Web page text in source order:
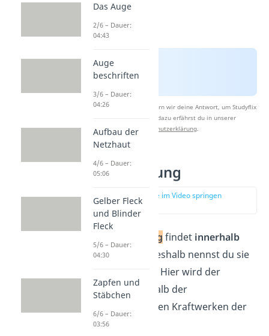
Nach Beantwortung speichern wir deine Antwort, um Studyflix
zu verbessern. Mehr dazu erfährst du in unserer
Datenschutzerklärung
Innere Atmung
zur Stelle im Video springen
(03:30)
innere Atmung findet innerhalb
der Zellen statt. Deshalb nennst du sie
. Hier wird der
Sauerstoff innerhalb der
, den Kraftwerken der
Zellen, genutzt.
Das Auge
2/6 – Dauer:
04:43
Auge
beschriften
3/6 – Dauer:
04:26
Aufbau der
Netzhaut
4/6 – Dauer:
05:06
Gelber Fleck
und Blinder
Fleck
5/6 – Dauer:
04:30
Zapfen und
Stäbchen
6/6 – Dauer:
03:56